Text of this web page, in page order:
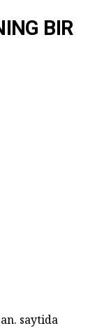
BIR
saytida